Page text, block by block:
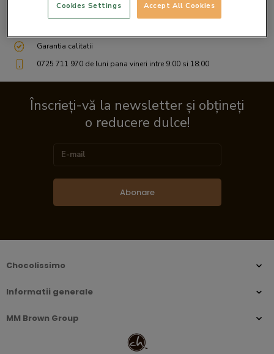
Livrare gratuita incepand cu 200 lei
Garantia calitatii
0725 711 970 de luni pana vineri intre 9:00 si 18:00
Înscrieți-vă la newsletter și obțineți
o reducere dulce!
Abonare
Chocolissimo
Informatii generale
MM Brown Group
Accept All Cookies
Cookies Settings